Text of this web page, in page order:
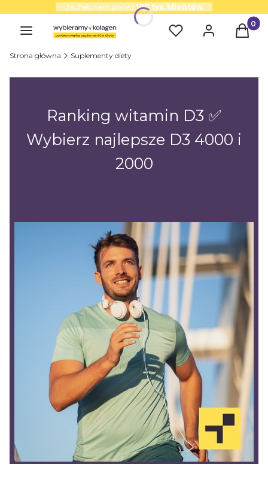
Zaufało nam ponad 100 tys. klientów
Strona główna Suplementy diety
Ranking witamin D3 ✅
Wybierz najlepsze D3 4000 i
2000